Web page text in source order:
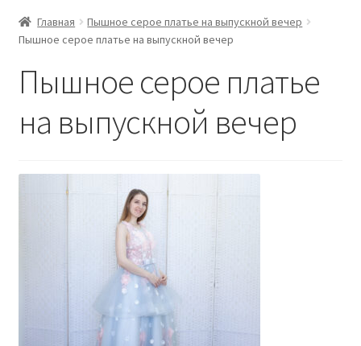
Главная
Пышное серое платье на выпускной вечер
Пышное серое платье на выпускной вечер
Пышное серое платье
на выпускной вечер